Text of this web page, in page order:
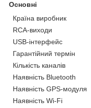
Основні
Країна виробник
RCA-виходи
USB-інтерфейс
Гарантійний термін
Кількість каналів
Наявність Bluetooth
Наявність GPS-модуля
Наявність Wi-Fi